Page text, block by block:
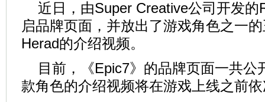
近日，由Super Creative公司开发
启品牌页面，并放出了游戏角色之一
Herad的介绍视频。
目前，《Epic7》的品牌页面一共公
款角色的介绍视频将在游戏上线之前